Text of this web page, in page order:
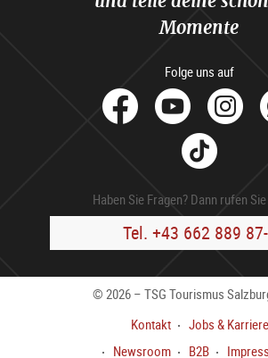
Momente
Folge uns auf
facebook
Tik
Tok
Haben Sie Fragen? Dann rufen
Tel. +43 662 889
© 2026 – TSG Tourismus
Kontakt
Jobs & Karriere
Newsroom
B2B